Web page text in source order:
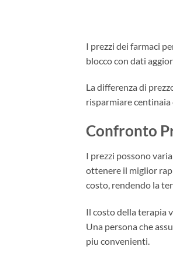
I prezzi dei farmaci
blocco con dati
La differenza di
risparmiare centinaia
Confronto
I prezzi possono
ottenere il miglior
costo, rendendo la
Il costo della terapia
Una persona che
piu convenienti.